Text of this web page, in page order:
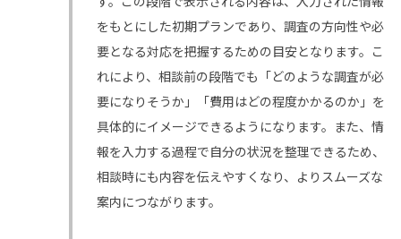
をもとにした初期プランであり、調査の方向性や必
要となる対応を把握するための目安となります。こ
れにより、相談前の段階でも「どのような調査が必
要になりそうか」「費用はどの程度かかるのか」を
具体的にイメージできるようになります。また、情
報を入力する過程で自分の状況を整理できるため、
相談時にも内容を伝えやすくなり、よりスムーズな
案内につながります。